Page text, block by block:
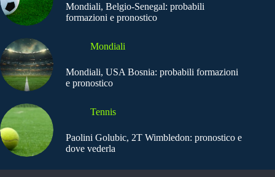
Mondiali, Belgio-Senegal: probabili
formazioni e pronostico
Mondiali
Mondiali, USA Bosnia: probabili formazioni
e pronostico
Tennis
Paolini Golubic, 2T Wimbledon: pronostico e
dove vederla